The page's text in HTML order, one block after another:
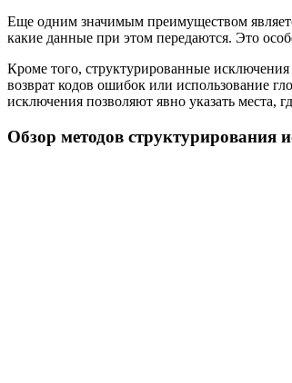
Еще одним значимым преимуществом
какие данные при этом передаются. Это
Кроме того, структурированные
возврат кодов ошибок или использование
исключения позволяют явно указать места,
Обзор методов